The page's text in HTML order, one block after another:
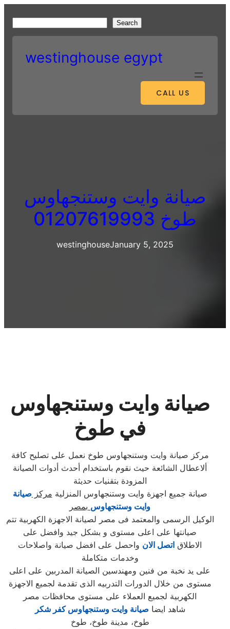
content
e
Search
westinghouse egypt
CALL US
صيانة وايت وستنجهاوس
طوخ 01207619993
westinghouseJanuary 5, 2025
صيانة وايت وستنجهاوس
في طوخ
مركز صيانة وايت وستنجهاوس طوخ نعمل على تصليح كافة
ألاعطال الشائعة حيث نقوم باستخدام أحدث أدوات الصيانة
المزودة بتقنيات حديثة
صيانة جميع اجهزة وايت وستنجهاوس المنزلية مركز صيانة
وايت وستنجهاوس بمصر
الوكيل الرسمى والمعتمد فى مصر لصيانة الاجهزة الكهربية تتم
صيانتها على اعلى مستوى و بشكل جيد وافضل على
الاطلاق اتصل الان واحصل على افضل صيانة واصلاحات
وخدمات متكاملة
على يد نخبة من فنين ومهندسين الصيانة المدربين على اعلى
مستوى من خلال الدورات التدربيه الذى تقدمة لجميع الاجهزة
الكهربية لجميع العملاء على مستوى محافظات مصر
شاهد ايضا صيانة وايت وستنجهاوس كفر شكر
طوخ، مدينة طوخ، طوخ